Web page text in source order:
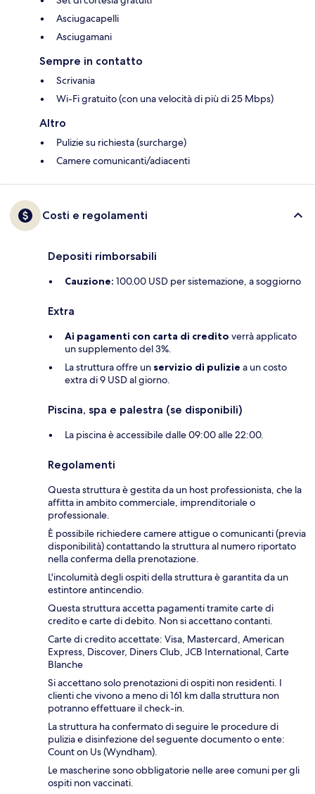
Asciugacapelli
Asciugamani
Sempre in contatto
Scrivania
Wi-Fi gratuito (con una velocità di più di 25 Mbps)
Altro
Pulizie su richiesta (surcharge)
Camere comunicanti/adiacenti
Costi e regolamenti
Depositi rimborsabili
Cauzione: 100.00 USD per sistemazione, a soggiorno
Extra
Ai pagamenti con carta di credito verrà applicato
un supplemento del 3%.
La struttura offre un servizio di pulizie a un costo
extra di 9 USD al giorno.
Piscina, spa e palestra (se disponibili)
La piscina è accessibile dalle 09:00 alle 22:00.
Regolamenti
Questa struttura è gestita da un host professionista, che la
affitta in ambito commerciale, imprenditoriale o
professionale.
È possibile richiedere camere attigue o comunicanti (previa
disponibilità) contattando la struttura al numero riportato
nella conferma della prenotazione.
L'incolumità degli ospiti della struttura è garantita da un
estintore antincendio.
Questa struttura accetta pagamenti tramite carte di
credito e carte di debito. Non si accettano contanti.
Carte di credito accettate: Visa, Mastercard, American
Express, Discover, Diners Club, JCB International, Carte
Blanche
Si accettano solo prenotazioni di ospiti non residenti. I
clienti che vivono a meno di 161 km dalla struttura non
potranno effettuare il check-in.
La struttura ha confermato di seguire le procedure di
pulizia e disinfezione del seguente documento o ente:
Count on Us (Wyndham).
Le mascherine sono obbligatorie nelle aree comuni per gli
ospiti non vaccinati.